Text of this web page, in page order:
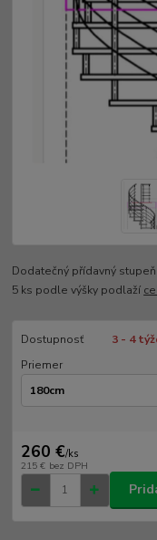
Dodatečný přídavný
5 ks podle výšky podlaží
Dostupnosť
3 - 4
Priemer
260 €/ks
215 € bez DPH